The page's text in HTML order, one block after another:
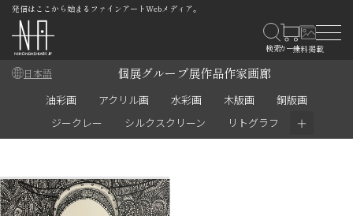
発信はここから始まるファインアートWebメディア。
日本語 個展グループ展作品作家画廊
油彩画 アクリル画 水彩画 木版画
銅版画
ジークレー
シルクスクリーン リトグラフ ＋